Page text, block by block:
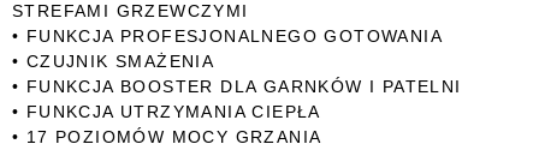
STREFAMI GRZEWCZYMI
• FUNKCJA PROFESJONALNEGO GOTOWANIA
• CZUJNIK SMAŻENIA
• FUNKCJA BOOSTER DLA GARNKÓW I PATELNI
• FUNKCJA UTRZYMANIA CIEPŁA
• 17 POZIOMÓW MOCY GRZANIA